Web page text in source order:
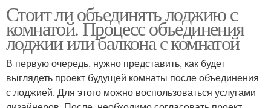
Стоит ли объединять лоджию с
комнатой. Процесс объединения
лоджии или балкона с комнатой
В первую очередь, нужно представить, как будет
выглядеть проект будущей комнаты после объединения
с лоджией. Для этого можно воспользоваться услугами